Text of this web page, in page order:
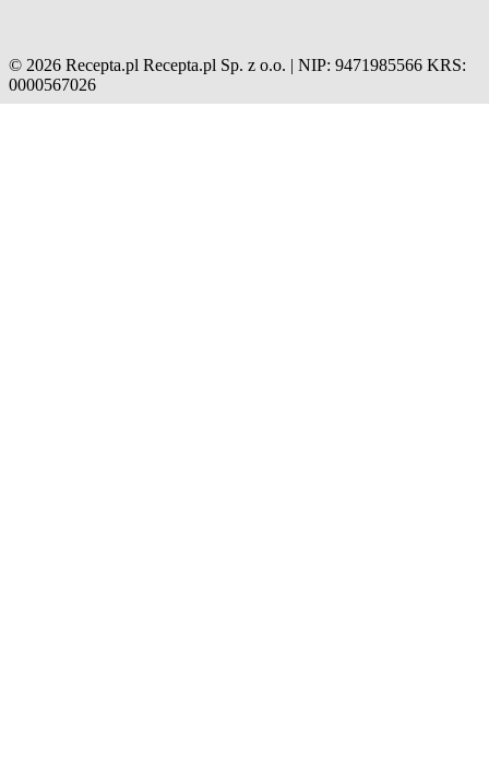
© 2026 Recepta.pl Recepta.pl Sp. z o.o. | NIP: 9471985566 KRS:
0000567026